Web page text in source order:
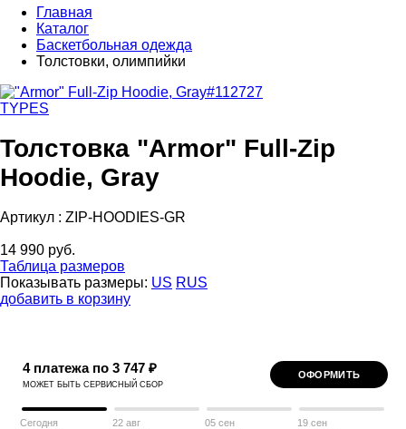
Главная
Каталог
Баскетбольная одежда
Толстовки, олимпийки
TYPES
Толстовка "Armor" Full-Zip
Hoodie, Gray
Артикул : ZIP-HOODIES-GR
14 990 руб.
Таблица размеров
Показывать размеры: US RUS
добавить в корзину
4 платежа по 3 747 ₽
МОЖЕТ БЫТЬ СЕРВИСНЫЙ СБОР
ОФОРМИТЬ
Сегодня 22 авг 05 сен 19 сен